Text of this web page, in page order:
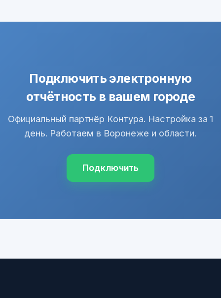
Подключить электронную
отчётность в вашем городе
Официальный партнёр Контура. Настройка за 1
день. Работаем в Воронеже и области.
Подключить